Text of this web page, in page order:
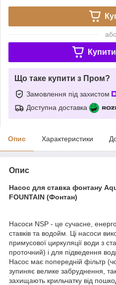
або
Що таке купити з Пром?
Замовлення під захистом
Доступна доставка
Опис Характеристики
Опис
Насос для ставка фонтану
FOUNTAIN (Фонтан)
Насоси NSP - це сучасне,
ставків та водойм. Ці насоси
примусової циркуляції води з
проточний) і для підведення
Насос має попередній фільтр
зупиняє велике забруднення,
захищають крильчатку від